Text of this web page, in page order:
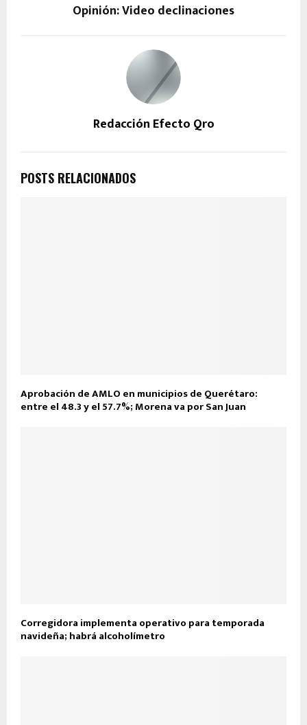
Opinión: Video declinaciones
Redacción Efecto Qro
POSTS RELACIONADOS
Aprobación de AMLO en municipios de Querétaro:
entre el 48.3 y el 57.7%; Morena va por San Juan
Corregidora implementa operativo para temporada
navideña; habrá alcoholímetro